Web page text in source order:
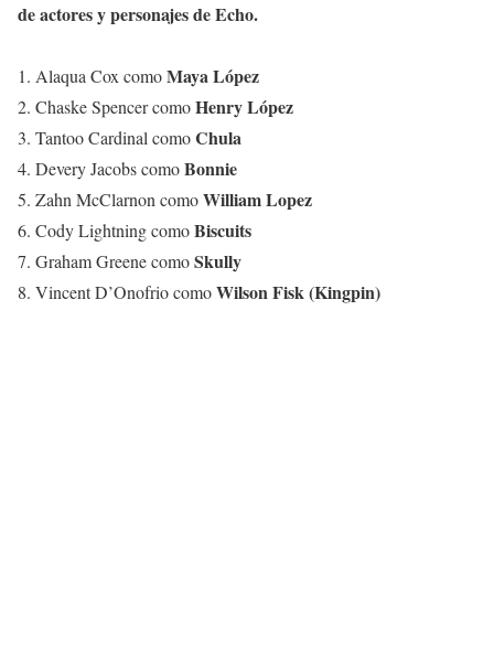
de actores y personajes de Echo.
1. Alaqua Cox comoMaya López
2. Chaske Spencer comoHenry López
3. Tantoo Cardinal comoChula
4. Devery Jacobs comoBonnie
5. Zahn McClarnon comoWilliam Lopez
6. Cody Lightning comoBiscuits
7. Graham Greene comoSkully
8. Vincent D’Onofrio comoWilson Fisk (Kingpin)